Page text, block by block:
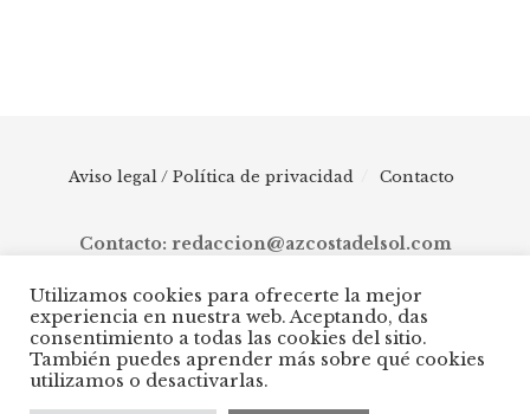
Aviso legal / Política de privacidad Contacto
Contacto: redaccion@azcostadelsol.com
© 2025 AZ Costa del Sol - Diario digital de Málaga capital hasta
Manilva, pasando por Torremolinos, Benalmádena, Fuengirola,
Mijas, Ojén, Marbella, Istán, Benahavís, Estepona y Casares.
Utilizamos cookies para ofrecerte la mejor
experiencia en nuestra web. Aceptando, das
consentimiento a todas las cookies del sitio.
También puedes aprender más sobre qué cookies
utilizamos o desactivarlas.